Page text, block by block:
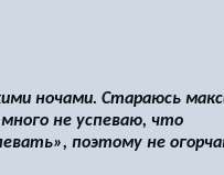
ночами. Стараюсь
не успеваю, что
поэтому не